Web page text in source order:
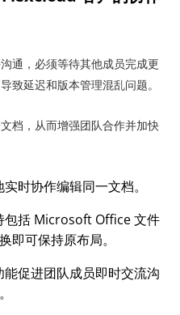
通，必须等待其他成员完成更
致延迟和版本管理混乱问题。
档，从而增强团队合作并加快
时协作编辑同一文档。
包括 Microsoft Office 文件
即可保持原布局。
能促进团队成员即时交流沟